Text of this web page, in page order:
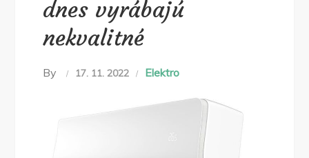
dnes vyrábajú
nekvalitné
By 17. 11. 2022 Elektro